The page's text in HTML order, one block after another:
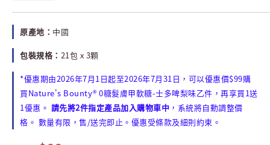
原產地： 中國
包裝規格： 21包 x 3顆
*優惠期由2026年7月1日起至2026年7月31日，可以優惠價$99購
買Nature's Bounty® 0糖髮膚甲軟糖-士多啤梨味乙件，再享買1送
1優惠。 請先將2件指定產品加入購物車中 ，系統將自動調整價
格。 數量有限，售/送完即止。優惠受條款及細則約束。